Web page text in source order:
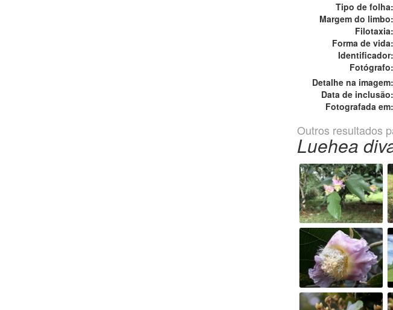
Tipo de folha:
Margem do limbo:
Filotaxia:
Forma de vida:
Identificador:
Fotógrafo:
Detalhe na imagem:
Data de inclusão:
Fotografada em:
Outros resultados
Luehea